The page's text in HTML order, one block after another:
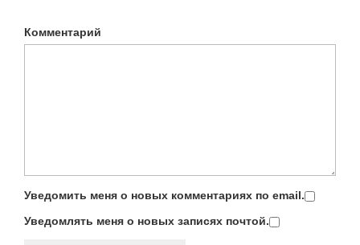
Комментарий
Уведомить меня о новых комментариях по email.
Уведомлять меня о новых записях почтой.